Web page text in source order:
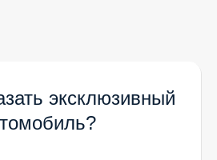
эксклюзивный